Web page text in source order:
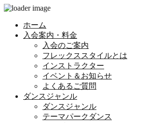
ホーム
入会案内・料金
入会のご案内
フレックススタイルとは
インストラクター
イベント＆お知らせ
よくあるご質問
ダンスジャンル
ダンスジャンル
テーマパークダンス